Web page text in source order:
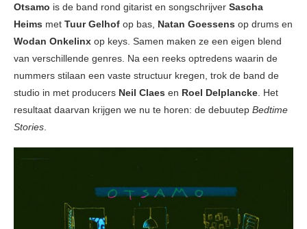
Otsamo is de band rond gitarist en songschrijver Sascha
Heims met Tuur Gelhof op bas, Natan Goessens op drums en
Wodan Onkelinx op keys. Samen maken ze een eigen blend
van verschillende genres. Na een reeks optredens waarin de
nummers stilaan een vaste structuur kregen, trok de band de
studio in met producers Neil Claes en Roel Delplancke. Het
resultaat daarvan krijgen we nu te horen: de debuutep Bedtime
Stories.